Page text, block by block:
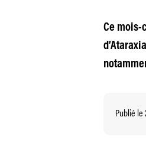
Ce mois-
Publié le